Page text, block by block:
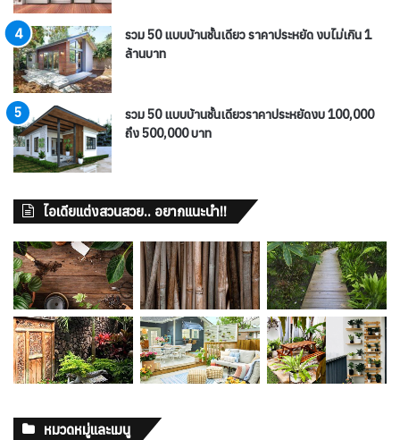
รวม 50 แบบบ้านชั้นเดียว ราคาประหยัด งบไม่เกิน 1
ล้านบาท
รวม 50 แบบบ้านชั้นเดียวราคาประหยัดงบ 100,000
ถึง 500,000 บาท
ไอเดียแต่งสวนสวย.. อยากแนะนำ!!
หมวดหมู่และเมนู